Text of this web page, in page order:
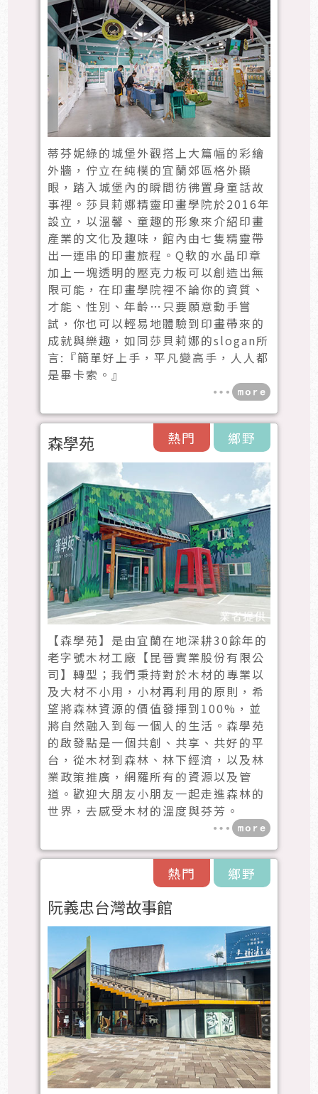
蒂芬妮綠的城堡外觀搭上大篇幅的彩繪
外牆，佇立在純樸的宜蘭郊區格外顯
眼，踏入城堡內的瞬間彷彿置身童話故
事裡。莎貝莉娜精靈印畫學院於2016年
設立，以溫馨、童趣的形象來介紹印畫
產業的文化及趣味，館內由七隻精靈帶
出一連串的印畫旅程。Q軟的水晶印章
加上一塊透明的壓克力板可以創造出無
限可能，在印畫學院裡不論你的資質、
才能、性別、年齡…只要願意動手嘗
試，你也可以輕易地體驗到印畫帶來的
成就與樂趣，如同莎貝莉娜的slogan所
言:『簡單好上手，平凡變高手，人人都
是畢卡索。』
鄉野
熱門
森學苑
【森學苑】是由宜蘭在地深耕30餘年的
老字號木材工廠【昆晉實業股份有限公
司】轉型；我們秉持對於木材的專業以
及大材不小用，小材再利用的原則，希
望將森林資源的價值發揮到100%，並
將自然融入到每一個人的生活。森學苑
的啟發點是一個共創、共享、共好的平
台，從木材到森林、林下經濟，以及林
業政策推廣，網羅所有的資源以及管
道。歡迎大朋友小朋友一起走進森林的
世界，去感受木材的溫度與芬芳。
鄉野
熱門
阮義忠台灣故事館